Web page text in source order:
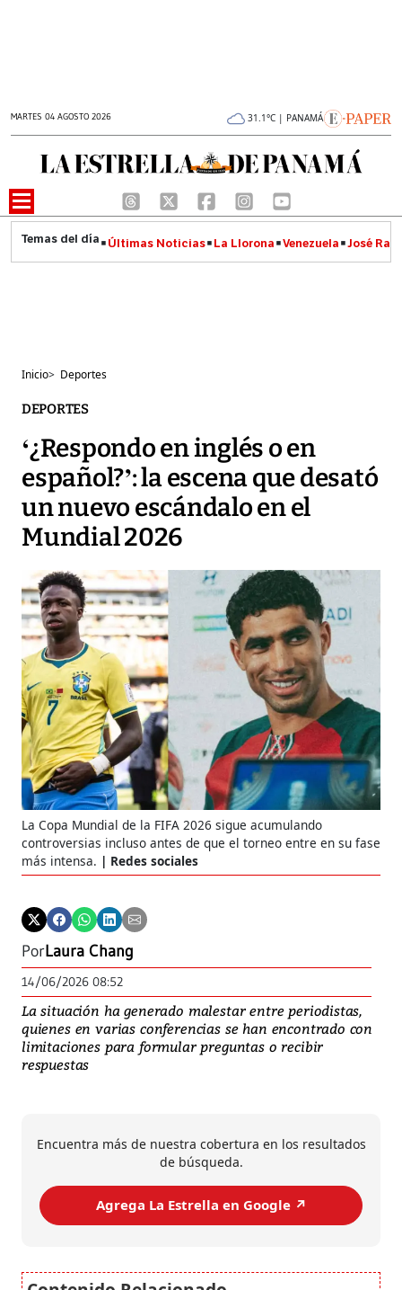
MARTES 04 AGOSTO 2026 31.1°C | PANAMÁ
Últimas Noticias La Llorona Venezuela José
Inicio> Deportes
DEPORTES
‘¿Respondo en inglés o en
español?’: la escena que desató
un nuevo escándalo en el
Mundial 2026
La Copa Mundial de la FIFA 2026 sigue acumulando
controversias incluso antes de que el torneo entre en su fase
más intensa.
Redes sociales
PorLaura Chang
14/06/2026 08:52
La situación ha generado malestar entre periodistas,
quienes en varias conferencias se han encontrado con
limitaciones para formular preguntas o recibir
respuestas
Encuentra más de nuestra cobertura en los resultados
de búsqueda.
Agrega La Estrella en Google ↗️